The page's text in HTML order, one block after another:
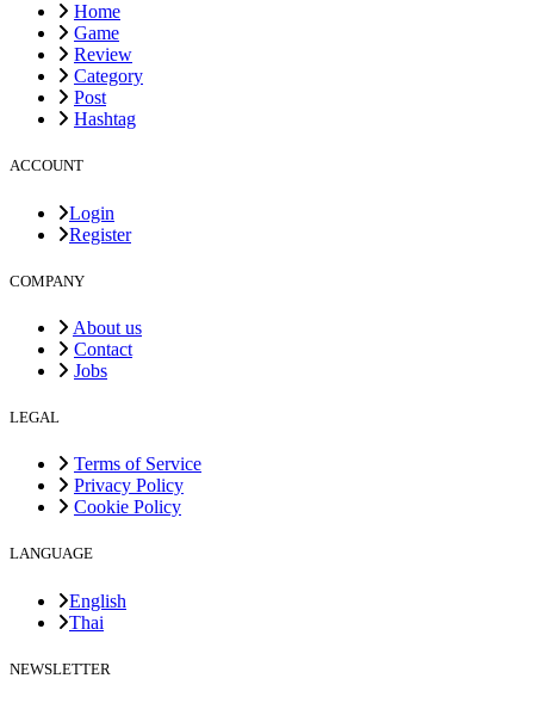
Home
Game
Review
Category
Post
Hashtag
ACCOUNT
Login
Register
COMPANY
About us
Contact
Jobs
LEGAL
Terms of Service
Privacy Policy
Cookie Policy
LANGUAGE
English
Thai
NEWSLETTER